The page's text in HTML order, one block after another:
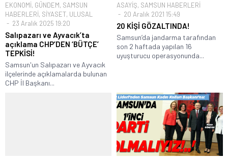
EKONOMİ, GÜNDEM, SAMSUN
HABERLERİ, SİYASET, ULUSAL
23 Aralık 2025 19:20
Salıpazarı ve Ayvacık’ta
açıklama CHP’DEN ‘BÜTÇE’
TEPKİSİ!
Samsun'un Salıpazarı ve Ayvacık
ilçelerinde açıklamalarda bulunan
CHP İl Başkanı...
ASAYİŞ, SAMSUN HABERLERİ
20 Aralık 2021 15:49
20 KİŞİ GÖZALTINDA!
Samsun’da jandarma tarafından
son 2 haftada yapılan 16
uyuşturucu operasyonunda...